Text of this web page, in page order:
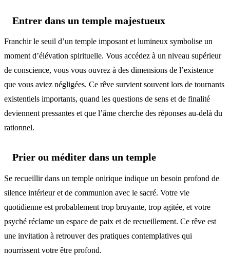
Entrer dans un temple majestueux
Franchir le seuil d’un temple imposant et lumineux symbolise un
moment d’élévation spirituelle. Vous accédez à un niveau supérieur
de conscience, vous vous ouvrez à des dimensions de l’existence
que vous aviez négligées. Ce rêve survient souvent lors de tournants
existentiels importants, quand les questions de sens et de finalité
deviennent pressantes et que l’âme cherche des réponses au-delà du
rationnel.
Prier ou méditer dans un temple
Se recueillir dans un temple onirique indique un besoin profond de
silence intérieur et de communion avec le sacré. Votre vie
quotidienne est probablement trop bruyante, trop agitée, et votre
psyché réclame un espace de paix et de recueillement. Ce rêve est
une invitation à retrouver des pratiques contemplatives qui
nourrissent votre être profond.